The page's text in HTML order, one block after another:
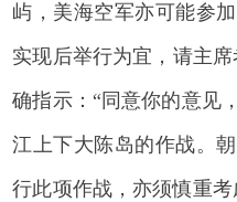
屿，美海空军亦可能参
实现后举行为宜，请主
确指示：“同意你的意见
江上下大陈岛的作战。
行此项作战，亦须慎重